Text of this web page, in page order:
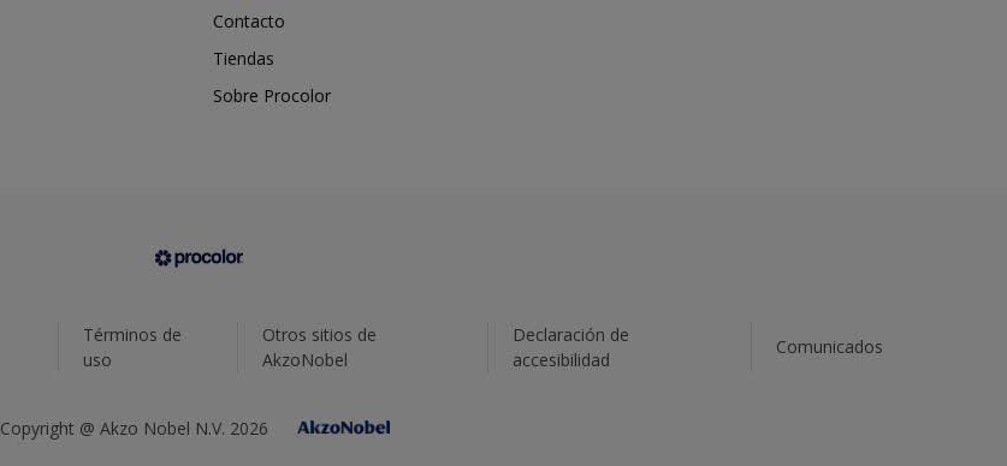
Contacto
Tiendas
Sobre Procolor
Términos de
uso
Otros sitios de
AkzoNobel
Declaración de
accesibilidad
Comunicados
Copyright @ Akzo Nobel N.V. 2026